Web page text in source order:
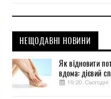
НЕЩОДАВНІ НОВИНИ
Як відновити
вдома: дієвий
19:20, Сьогодні